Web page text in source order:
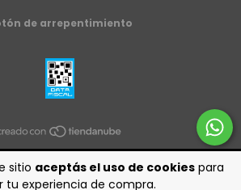
sitio aceptás el uso de cookies para
tu experiencia de compra.
de arrepentimiento